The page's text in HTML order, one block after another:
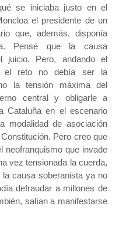
se iniciaba justo en el
el presidente de un
que, además, disponía
Pensé que la causa
juicio. Pero, andando el
el reto no debía ser la
la tensión máxima del
central y obligarle a
Cataluña en el escenario
modalidad de asociación
Pero creo que
neofranquismo que invade
vez tensionada la cuerda,
causa soberanista ya no
defraudar a millones de
salían a manifestarse